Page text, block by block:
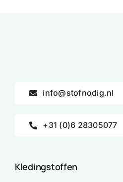
info@stofnodig.nl
+31 (0)6 28305077
Kledingstoffen